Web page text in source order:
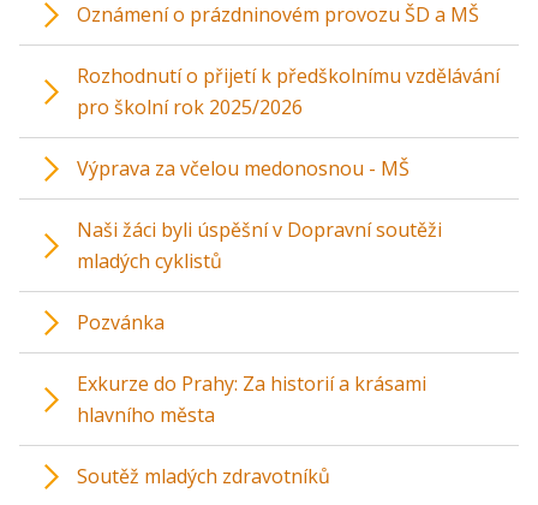
Oznámení o prázdninovém provozu ŠD a MŠ
Rozhodnutí o přijetí k předškolnímu vzdělávání
pro školní rok 2025/2026
Výprava za včelou medonosnou - MŠ
Naši žáci byli úspěšní v Dopravní soutěži
mladých cyklistů
Pozvánka
Exkurze do Prahy: Za historií a krásami
hlavního města
Soutěž mladých zdravotníků